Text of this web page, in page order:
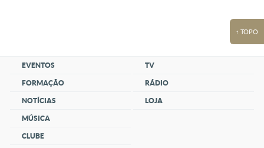
↑ TOPO
EVENTOS
FORMAÇÃO
NOTÍCIAS
MÚSICA
CLUBE
TV
RÁDIO
LOJA